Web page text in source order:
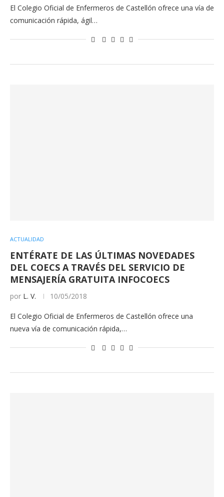
El Colegio Oficial de Enfermeros de Castellón ofrece una vía de
comunicación rápida, ágil…
ACTUALIDAD
ENTÉRATE DE LAS ÚLTIMAS NOVEDADES
DEL COECS A TRAVÉS DEL SERVICIO DE
MENSAJERÍA GRATUITA INFOCOECS
por L. V. 10/05/2018
El Colegio Oficial de Enfermeros de Castellón ofrece una
nueva vía de comunicación rápida,…